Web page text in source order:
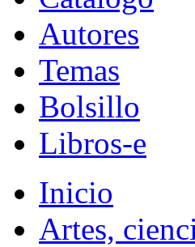
Autores
Temas
Bolsillo
Libros-e
Inicio
Artes,